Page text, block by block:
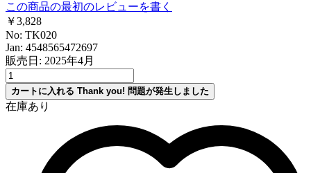
この商品の最初のレビューを書く
￥3,828
No: TK020
Jan: 4548565472697
販売日: 2025年4月
カートに入れる Thank you! 問題が発生しました
在庫あり